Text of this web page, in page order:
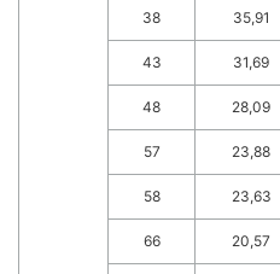
38 35,91
43 31,69
48 28,09
57 23,88
58 23,63
66 20,57